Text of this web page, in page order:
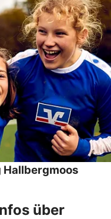
Hallbergmoos
über